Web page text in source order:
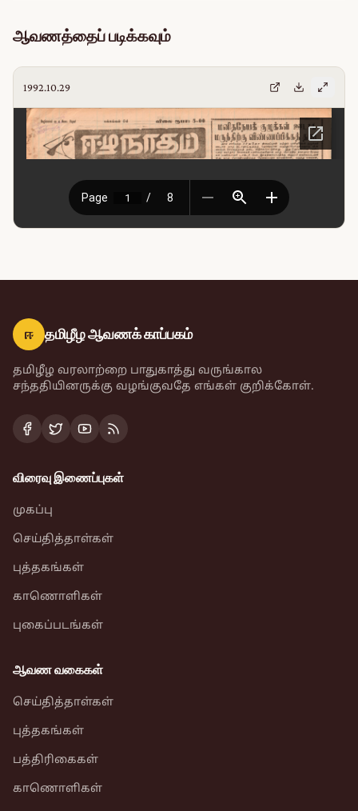
ஆவணத்தைப் படிக்கவும்
1992.10.29
ஈ தமிழீழ ஆவணக் காப்பகம்
தமிழீழ வரலாற்றை பாதுகாத்து வருங்கால
சந்ததியினருக்கு வழங்குவதே எங்கள் குறிக்கோள்.
விரைவு இணைப்புகள்
முகப்பு
செய்தித்தாள்கள்
புத்தகங்கள்
காணொளிகள்
புகைப்படங்கள்
ஆவண வகைகள்
செய்தித்தாள்கள்
புத்தகங்கள்
பத்திரிகைகள்
காணொளிகள்